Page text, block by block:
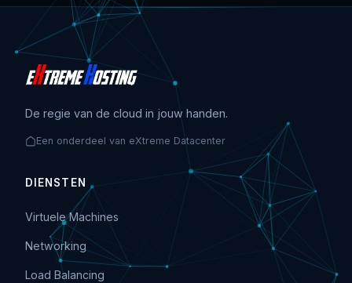
De regie van de cloud in jouw handen.
Een onderdeel van eXtreme Datacenter
DIENSTEN
Virtuele Machines
Networking
Load Balancing